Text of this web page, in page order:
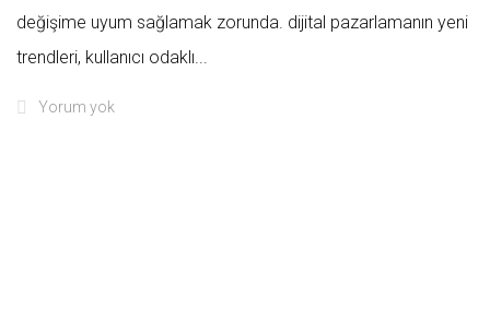
değişime uyum sağlamak zorunda. dijital pazarlamanın yeni
trendleri, kullanıcı odaklı...
Yorum yok